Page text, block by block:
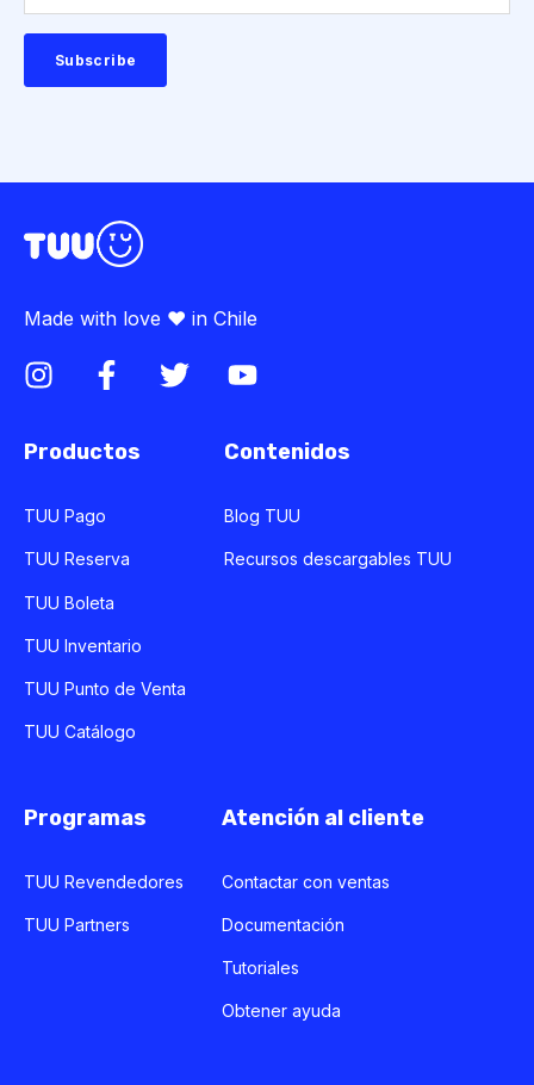
Made with love ♥ in Chile
Productos
TUU Pago
TUU Reserva
TUU Boleta
TUU Inventario
TUU Punto de Venta
TUU Catálogo
Contenidos
Blog TUU
Recursos descargables TUU
Programas
TUU Revendedores
TUU Partners
Atención al cliente
Contactar con ventas
Documentación
Tutoriales
Obtener ayuda